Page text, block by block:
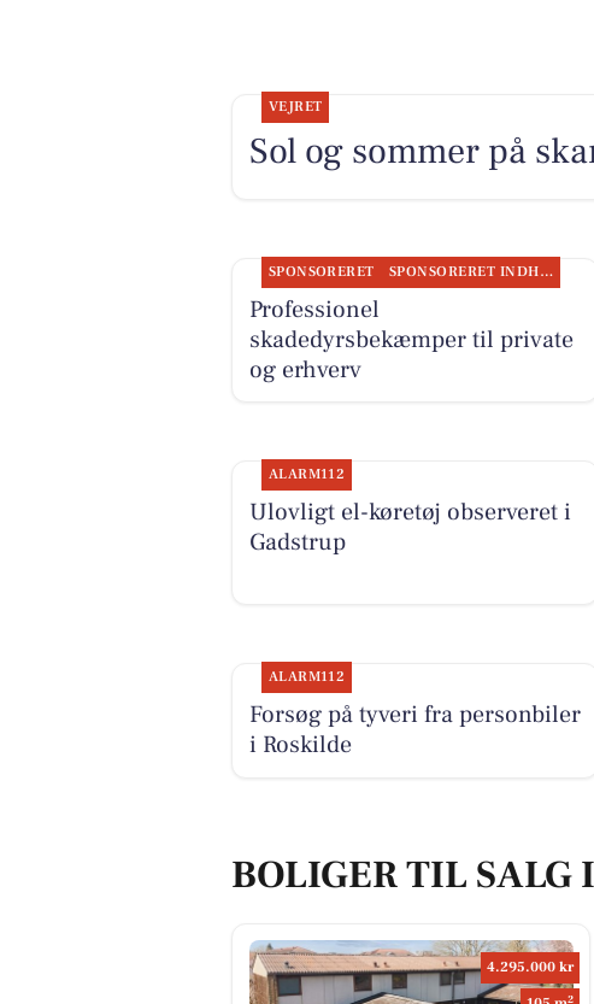
VEJRET
Sol og sommer på
SPONSORERET SPONSORERET INDHOLD
Professionel
skadedyrsbekæmper til private
og erhverv
ALARM112
Ulovligt el-køretøj observeret i
Gadstrup
ALARM112
Forsøg på tyveri fra personbiler
i Roskilde
BOLIGER TIL SALG
4.295.000 kr
2